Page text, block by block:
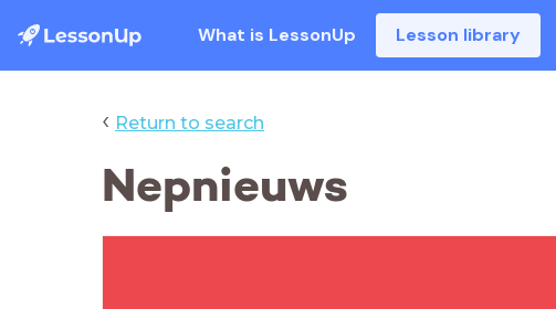
What is LessonUp Lesson library
‹ Return to search
Nepnieuws